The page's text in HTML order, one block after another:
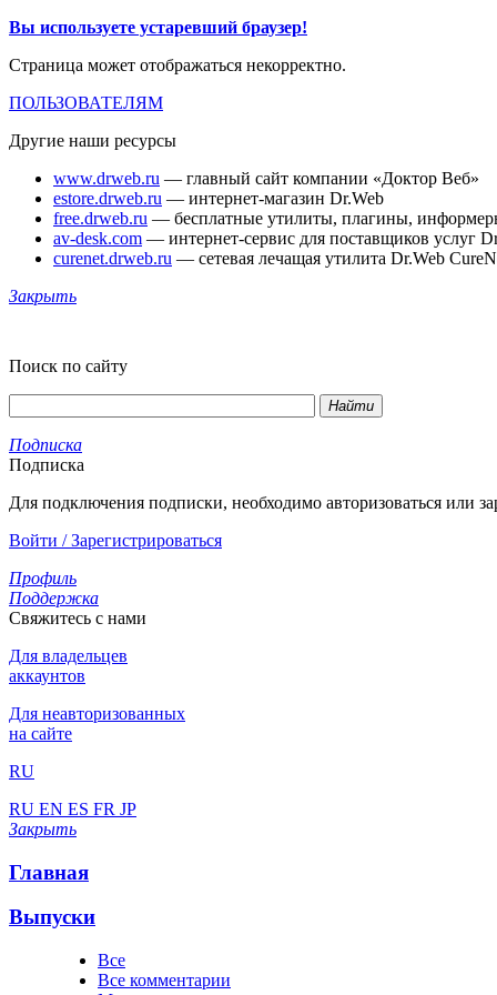
Вы используете устаревший браузер!
Страница может отображаться некорректно.
ПОЛЬЗОВАТЕЛЯМ
Другие наши ресурсы
www.drweb.ru — главный сайт компании «Доктор Веб»
estore.drweb.ru — интернет-магазин Dr.Web
free.drweb.ru — бесплатные утилиты, плагины,
av-desk.com — интернет-сервис для поставщиков услуг
curenet.drweb.ru — сетевая лечащая утилита Dr.Web
Закрыть
Поиск по сайту
Найти
Подписка
Подписка
Для подключения подписки, необходимо авторизоваться или
Войти / Зарегистрироваться
Профиль
Поддержка
Свяжитесь с нами
Для владельцев
аккаунтов
Для неавторизованных
на сайте
RU
RU EN ES FR JP
Закрыть
Главная
Выпуски
Все
Все комментарии